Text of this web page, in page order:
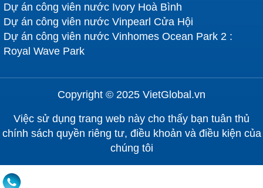
Dự án công viên nước Ivory Hoà Bình
Dự án công viên nước Vinpearl Cửa Hội
Dự án công viên nước Vinhomes Ocean Park 2 :
Royal Wave Park
Copyright © 2025 VietGlobal.vn
Việc sử dụng trang web này cho thấy bạn tuân thủ
chính sách quyền riêng tư, điều khoản và điều kiện của
chúng tôi